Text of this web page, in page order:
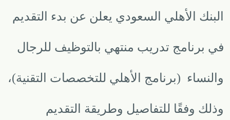
البنك الأهلي السعودي يعلن عن بدء التقديم
في برنامج تدريب منتهي بالتوظيف للرجال
والنساء (برنامج الأهلي للتخصصات التقنية)،
وذلك وفقًا للتفاصيل وطريقة التقديم